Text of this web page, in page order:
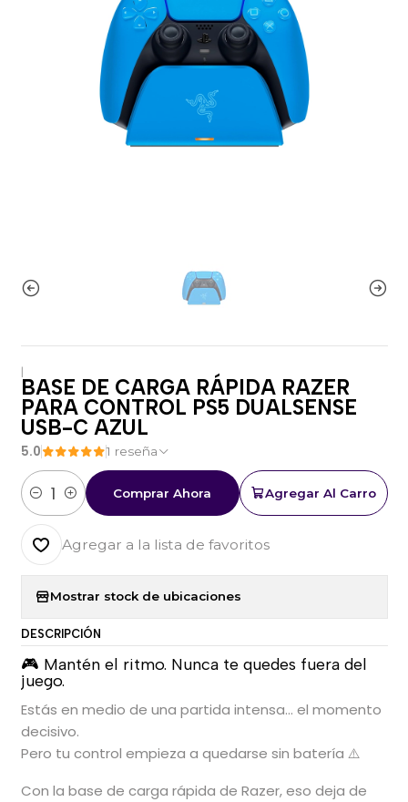
|
BASE DE CARGA RÁPIDA RAZER
PARA CONTROL PS5 DUALSENSE
USB-C AZUL
5.0 1 reseña
Cantidad
Agregar Al Carro
Comprar Ahora
Agregar a la lista de favoritos
Mostrar stock de ubicaciones
DESCRIPCIÓN
🎮 Mantén el ritmo. Nunca te quedes fuera del
juego.
Estás en medio de una partida intensa… el momento
decisivo.
Pero tu control empieza a quedarse sin batería ⚠️
Con la base de carga rápida de Razer, eso deja de